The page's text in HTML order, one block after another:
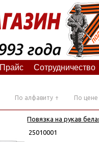
Прайс Сотрудничество
По алфавиту По цене
Повязка на рукав
25010001